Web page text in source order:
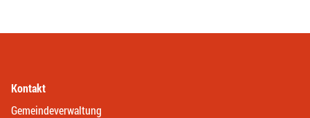
Kontakt
Gemeindeverwaltung